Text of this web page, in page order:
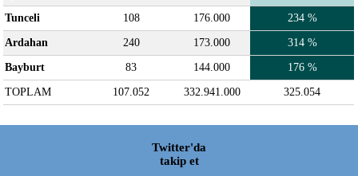
Tunceli 108 176.000 234 %
Ardahan 240 173.000 314 %
Bayburt 83 144.000 176 %
TOPLAM 107.052 332.941.000 325.054
Twitter'da
takip et